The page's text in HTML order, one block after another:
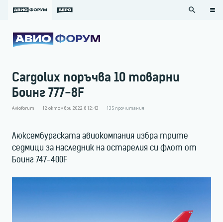
search
Cargolux поръчва 10 товарни
Боинг 777-8F
Avioforum 12 октомври 2022 в 12:43 135 прочитания
Люксембургската авиокомпания избра трите
седмици за наследник на остарелия си флот от
Боинг 747-400F